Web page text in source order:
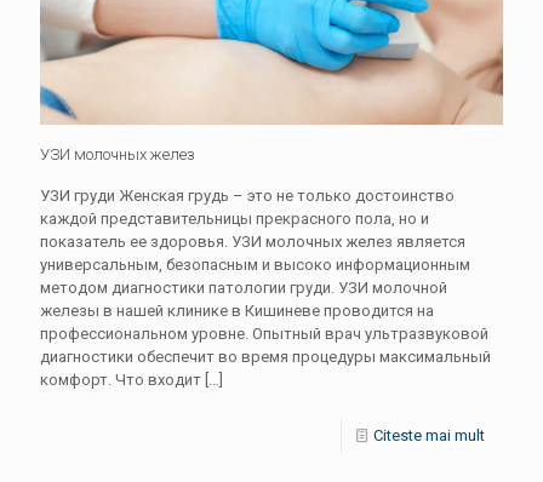
УЗИ молочных желез
УЗИ груди Женская грудь – это не только достоинство
каждой представительницы прекрасного пола, но и
показатель ее здоровья. УЗИ молочных желез является
универсальным, безопасным и высоко информационным
методом диагностики патологии груди. УЗИ молочной
железы в нашей клинике в Кишиневе проводится на
профессиональном уровне. Опытный врач ультразвуковой
диагностики обеспечит во время процедуры максимальный
комфорт. Что входит […]
Citeste mai mult